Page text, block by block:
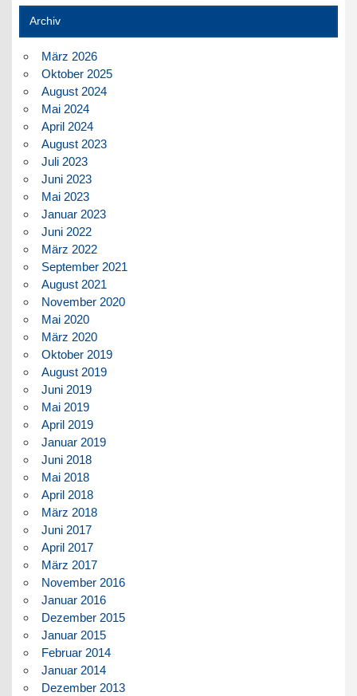
Archiv
März 2026
Oktober 2025
August 2024
Mai 2024
April 2024
August 2023
Juli 2023
Juni 2023
Mai 2023
Januar 2023
Juni 2022
März 2022
September 2021
August 2021
November 2020
Mai 2020
März 2020
Oktober 2019
August 2019
Juni 2019
Mai 2019
April 2019
Januar 2019
Juni 2018
Mai 2018
April 2018
März 2018
Juni 2017
April 2017
März 2017
November 2016
Januar 2016
Dezember 2015
Januar 2015
Februar 2014
Januar 2014
Dezember 2013